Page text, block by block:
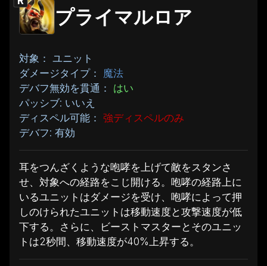
プライマルロア
対象： ユニット
ダメージタイプ： 魔法
デバフ無効を貫通： はい
パッシブ: いいえ
ディスペル可能： 強ディスペルのみ
デバフ: 有効
耳をつんざくような咆哮を上げて敵をスタンさ
せ、対象への経路をこじ開ける。咆哮の経路上に
いるユニットはダメージを受け、咆哮によって押
しのけられたユニットは移動速度と攻撃速度が低
下する。さらに、ビーストマスターとそのユニッ
トは2秒間、移動速度が40%上昇する。